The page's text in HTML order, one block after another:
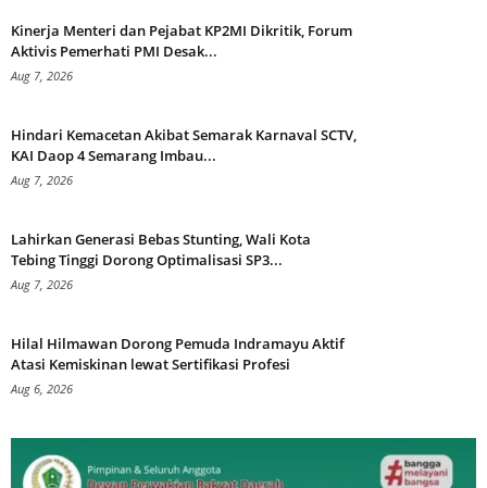
Kinerja Menteri dan Pejabat KP2MI Dikritik, Forum
Aktivis Pemerhati PMI Desak...
Aug 7, 2026
Hindari Kemacetan Akibat Semarak Karnaval SCTV,
KAI Daop 4 Semarang Imbau...
Aug 7, 2026
Lahirkan Generasi Bebas Stunting, Wali Kota
Tebing Tinggi Dorong Optimalisasi SP3...
Aug 7, 2026
Hilal Hilmawan Dorong Pemuda Indramayu Aktif
Atasi Kemiskinan lewat Sertifikasi Profesi
Aug 6, 2026